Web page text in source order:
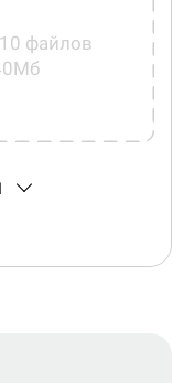
файлов